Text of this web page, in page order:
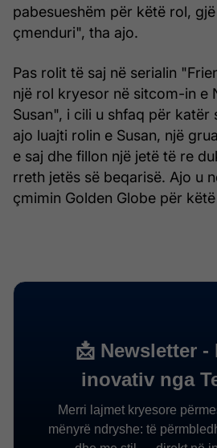
pabesueshëm për këtë rol,
çmenduri", tha ajo.
Pas rolit të saj në serialin
një rol kryesor në sitcom-in e
Susan", i cili u shfaq për katër
ajo luajti rolin e Susan, një
e saj dhe fillon një jetë të re
rreth jetës së beqarisë. Ajo u
çmimin Golden Globe për